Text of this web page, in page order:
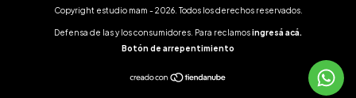
Copyright estudio mam - 2026. Todos los derechos reservados.
Defensa de las y los consumidores. Para reclamosingresá acá.
Botón de arrepentimiento